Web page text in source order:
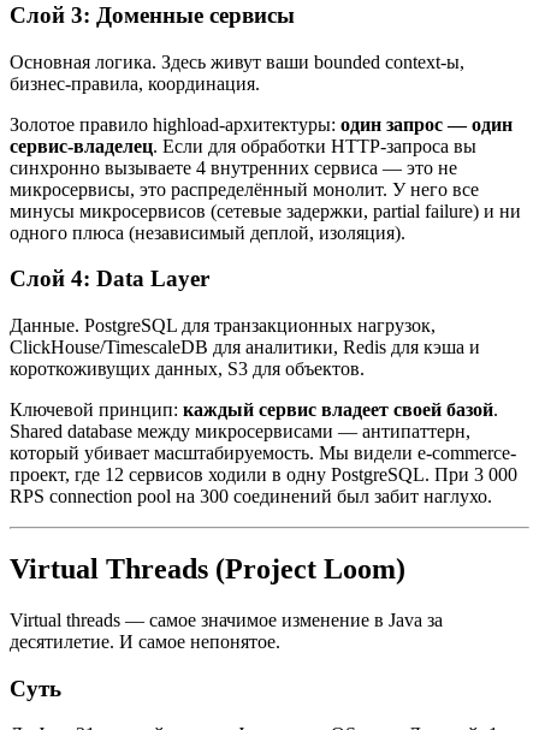
Слой 3: Доменные сервисы
Основная логика. Здесь живут ваши bounded context-ы,
бизнес-правила, координация.
Золотое правило highload-архитектуры: один запрос — один
сервис-владелец. Если для обработки HTTP-запроса вы
синхронно вызываете 4 внутренних сервиса — это не
микросервисы, это распределённый монолит. У него все
минусы микросервисов (сетевые задержки, partial failure) и ни
одного плюса (независимый деплой, изоляция).
Слой 4: Data Layer
Данные. PostgreSQL для транзакционных нагрузок,
ClickHouse/TimescaleDB для аналитики, Redis для кэша и
короткоживущих данных, S3 для объектов.
Ключевой принцип: каждый сервис владеет своей базой.
Shared database между микросервисами — антипаттерн,
который убивает масштабируемость. Мы видели e-commerce-
проект, где 12 сервисов ходили в одну PostgreSQL. При 3 000
RPS connection pool на 300 соединений был забит наглухо.
Virtual Threads (Project Loom)
Virtual threads — самое значимое изменение в Java за
десятилетие. И самое непонятое.
Суть